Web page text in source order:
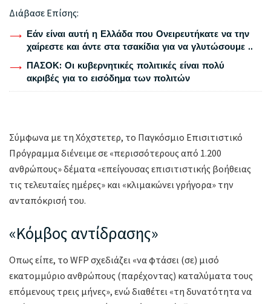
Διάβασε Επίσης:
Εάν είναι αυτή η Ελλάδα που Ονειρευτήκατε να την
χαίρεστε και άντε στα τσακίδια για να γλυτώσουμε ..
ΠΑΣΟΚ: Οι κυβερνητικές πολιτικές είναι πολύ
ακριβές για το εισόδημα των πολιτών
Σύμφωνα με τη Χόχστετερ, το Παγκόσμιο Επισιτιστικό
Πρόγραμμα διένειμε σε «περισσότερους από 1.200
ανθρώπους» δέματα «επείγουσας επισιτιστικής βοήθειας
τις τελευταίες ημέρες» και «κλιμακώνει γρήγορα» την
ανταπόκρισή του.
«Κόμβος αντίδρασης»
Οπως είπε, το WFP σχεδιάζει «να φτάσει (σε) μισό
εκατομμύριο ανθρώπους (παρέχοντας) καταλύματα τους
επόμενους τρεις μήνες», ενώ διαθέτει «τη δυνατότητα να